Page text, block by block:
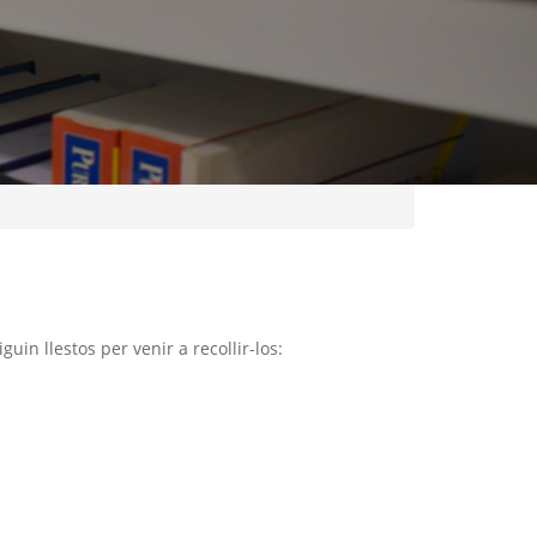
llestos per venir a recollir-los: